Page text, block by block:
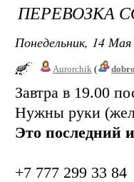
ПЕРЕВОЗКА
Понедельник, 14
Aurorchik (
Завтра в 19.00
Нужны руки
Это последний
+7 777 299 33 84